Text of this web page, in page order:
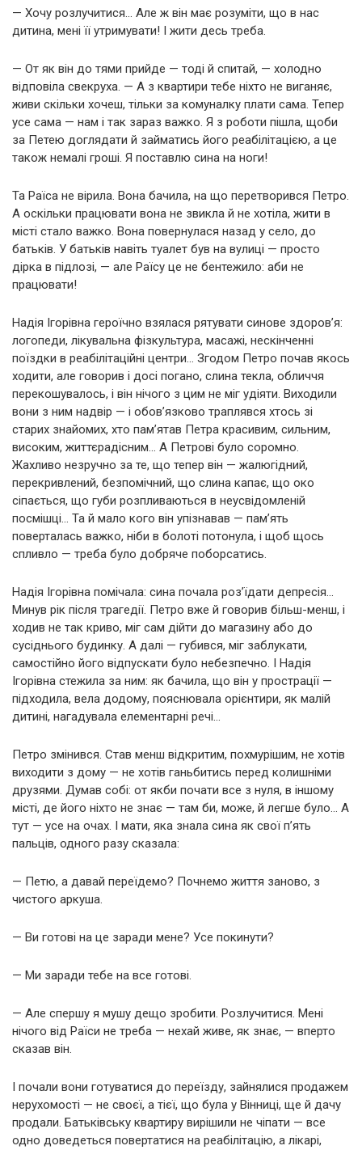
— Хочу розлучитися… Але ж він має розуміти, що в нас
дитина, мені її утримувати! І жити десь треба.
— От як він до тями прийде — тоді й спитай, — холодно
відповіла свекруха. — А з квартири тебе ніхто не виганяє,
живи скільки хочеш, тільки за комуналку плати сама. Тепер
усе сама — нам і так зараз важко. Я з роботи пішла, щоби
за Петею доглядати й займатись його реабілітацією, а це
також немалі гроші. Я поставлю сина на ноги!
Та Раїса не вірила. Вона бачила, на що перетворився Петро.
А оскільки працювати вона не звикла й не хотіла, жити в
місті стало важко. Вона повернулася назад у село, до
батьків. У батьків навіть туалет був на вулиці — просто
дірка в підлозі, — але Раїсу це не бентежило: аби не
працювати!
Надія Ігорівна героїчно взялася рятувати синове здоров’я:
логопеди, лікувальна фізкультура, масажі, нескінченні
поїздки в реабілітаційні центри… Згодом Петро почав якось
ходити, але говорив і досі погано, слина текла, обличчя
перекошувалось, і він нічого з цим не міг удіяти. Виходили
вони з ним надвір — і обов’язково траплявся хтось зі
старих знайомих, хто пам’ятав Петра красивим, сильним,
високим, життєрадісним… А Петрові було соромно.
Жахливо незручно за те, що тепер він — жалюгідний,
перекривлений, безпомічний, що слина капає, що око
сіпається, що губи розпливаються в неусвідомленій
посмішці… Та й мало кого він упізнавав — пам’ять
поверталась важко, ніби в болоті потонула, і щоб щось
спливло — треба було добряче поборсатись.
Надія Ігорівна помічала: сина почала роз’їдати депресія…
Минув рік після трагедії. Петро вже й говорив більш-менш, і
ходив не так криво, міг сам дійти до магазину або до
сусіднього будинку. А далі — губився, міг заблукати,
самостійно його відпускати було небезпечно. І Надія
Ігорівна стежила за ним: як бачила, що він у прострації —
підходила, вела додому, пояснювала орієнтири, як малій
дитині, нагадувала елементарні речі…
Петро змінився. Став менш відкритим, похмурішим, не хотів
виходити з дому — не хотів ганьбитись перед колишніми
друзями. Думав собі: от якби почати все з нуля, в іншому
місті, де його ніхто не знає — там би, може, й легше було… А
тут — усе на очах. І мати, яка знала сина як свої п’ять
пальців, одного разу сказала:
— Петю, а давай переїдемо? Почнемо життя заново, з
чистого аркуша.
— Ви готові на це заради мене? Усе покинути?
— Ми заради тебе на все готові.
— Але спершу я мушу дещо зробити. Розлучитися. Мені
нічого від Раїси не треба — нехай живе, як знає, — вперто
сказав він.
І почали вони готуватися до переїзду, зайнялися продажем
нерухомості — не своєї, а тієї, що була у Вінниці, ще й дачу
продали. Батьківську квартиру вирішили не чіпати — все
одно доведеться повертатися на реабілітацію, а лікарі,